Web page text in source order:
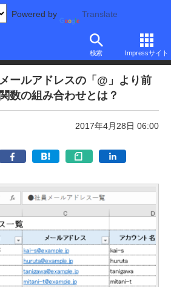
Powered by Translate
検索 Impressサイト
ールアドレスの「@」より前
数の組み合わせとは？
2017年4月28日 06:00